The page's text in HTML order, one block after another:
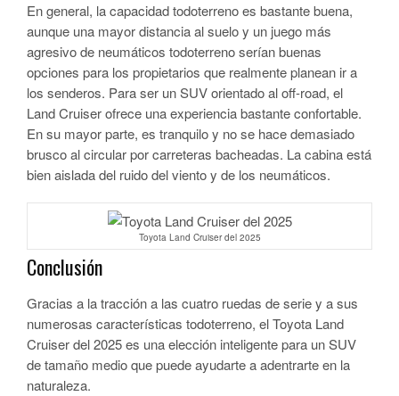
En general, la capacidad todoterreno es bastante buena,
aunque una mayor distancia al suelo y un juego más
agresivo de neumáticos todoterreno serían buenas
opciones para los propietarios que realmente planean ir a
los senderos. Para ser un SUV orientado al off-road, el
Land Cruiser ofrece una experiencia bastante confortable.
En su mayor parte, es tranquilo y no se hace demasiado
brusco al circular por carreteras bacheadas. La cabina está
bien aislada del ruido del viento y de los neumáticos.
Toyota Land Cruiser del 2025
Conclusión
Gracias a la tracción a las cuatro ruedas de serie y a sus
numerosas características todoterreno, el Toyota Land
Cruiser del 2025 es una elección inteligente para un SUV
de tamaño medio que puede ayudarte a adentrarte en la
naturaleza.